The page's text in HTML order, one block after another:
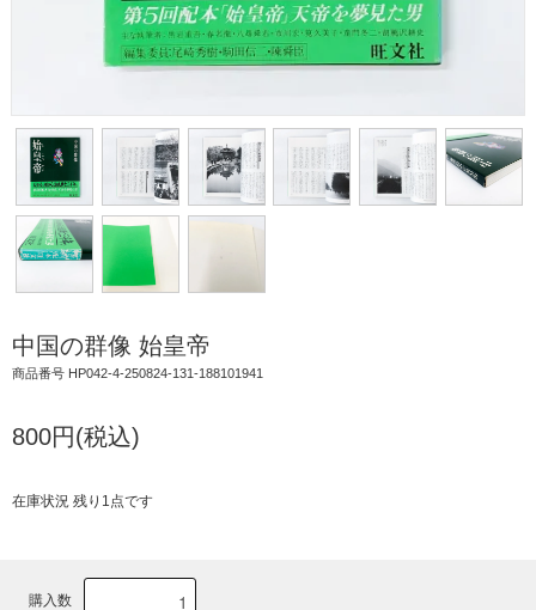
中国の群像 始皇帝
商品番号 HP042-4-250824-131-188101941
800円(税込)
在庫状況 残り1点です
購入数